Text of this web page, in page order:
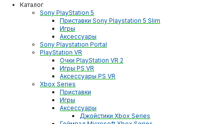
Каталог
Sony PlayStation 5
Приставки Sony Playstation 5 Slim
Игры
Аксессуары
Sony Playstation Portal
PlayStation VR
Очки PlayStation VR 2
Игры PS VR
Аксессуары PS VR
Xbox Series
Приставки
Игры
Аксессуары
Джойстики Xbox Series